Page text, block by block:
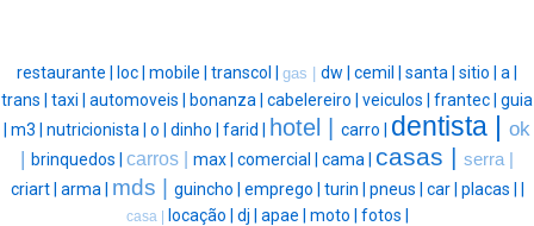
restaurante | loc | mobile | transcol | gas | dw | cemil | santa | sitio | a |
trans | taxi | automoveis | bonanza | cabelereiro | veiculos | frantec | guia
m3 | nutricionista | o | dinho | farid | hotel | carro | dentista | ok
| brinquedos | carros | max | comercial | cama | casas | serra |
criart | arma | mds | guincho | emprego | turin | pneus | car | placas |
casa | locação | dj | apae | moto | fotos |